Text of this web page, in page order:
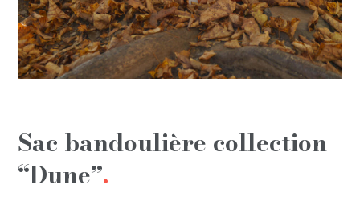
Sac bandoulière collection
“Dune”